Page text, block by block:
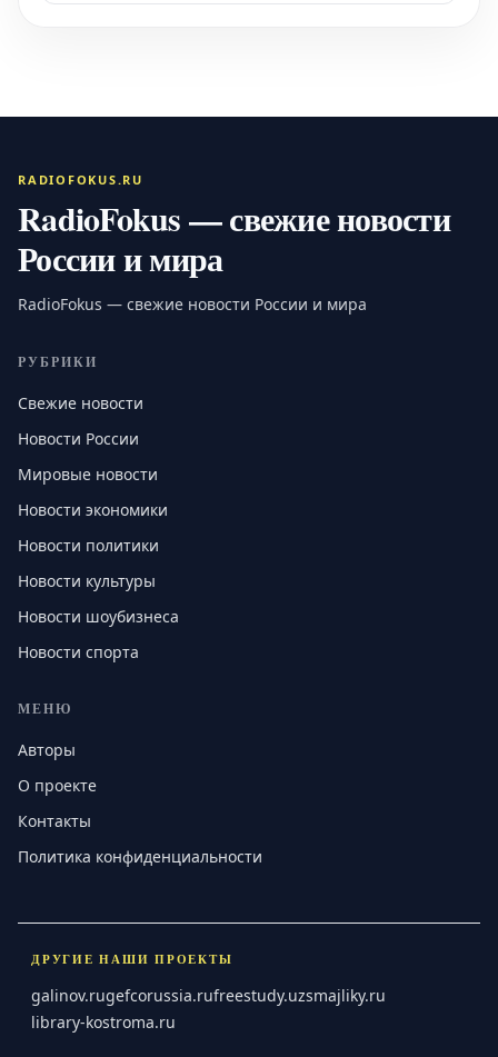
RADIOFOKUS.RU
RadioFokus — свежие новости
России и мира
RadioFokus — свежие новости России и мира
РУБРИКИ
Свежие новости
Новости России
Мировые новости
Новости экономики
Новости политики
Новости культуры
Новости шоубизнеса
Новости спорта
МЕНЮ
Авторы
О проекте
Контакты
Политика конфиденциальности
ДРУГИЕ НАШИ ПРОЕКТЫ
galinov.rugefcorussia.rufreestudy.uzsmajliky.ru
library-kostroma.ru